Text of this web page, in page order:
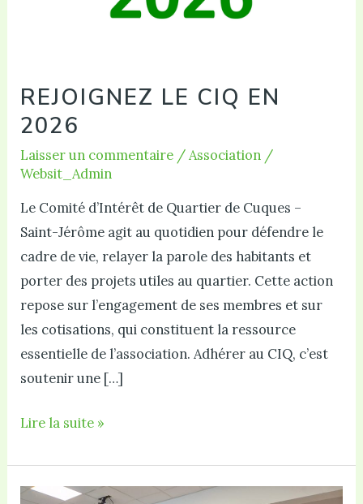
REJOIGNEZ LE CIQ EN
2026
Laisser un commentaire / Association /
Websit_Admin
Le Comité d’Intérêt de Quartier de Cuques –
Saint-Jérôme agit au quotidien pour défendre le
cadre de vie, relayer la parole des habitants et
porter des projets utiles au quartier. Cette action
repose sur l’engagement de ses membres et sur
les cotisations, qui constituent la ressource
essentielle de l’association. Adhérer au CIQ, c’est
soutenir une […]
Rejoignez
CIQ
en
Lire la suite »